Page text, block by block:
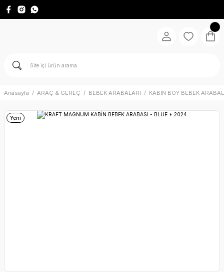
Anasayfa ARAÇ & GEREÇ BEBEK ARABALARI KABİN BOY BEBEK
Yeni